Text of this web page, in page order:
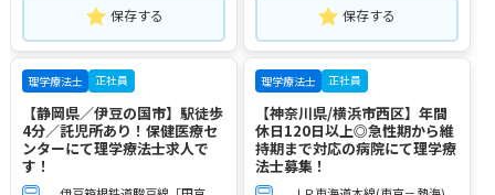
保存する 保存する
理学療法士 正社員
【静岡県／伊豆の国市】駅徒歩
4分／託児所あり！保健医療セ
ンターにて理学療法士求人で
す！
理学療法士 正社員
【神奈川県/横浜市西区】年間
休日120日以上◎急性期から維
持期まで対応の病院にて理学療
法士募集！